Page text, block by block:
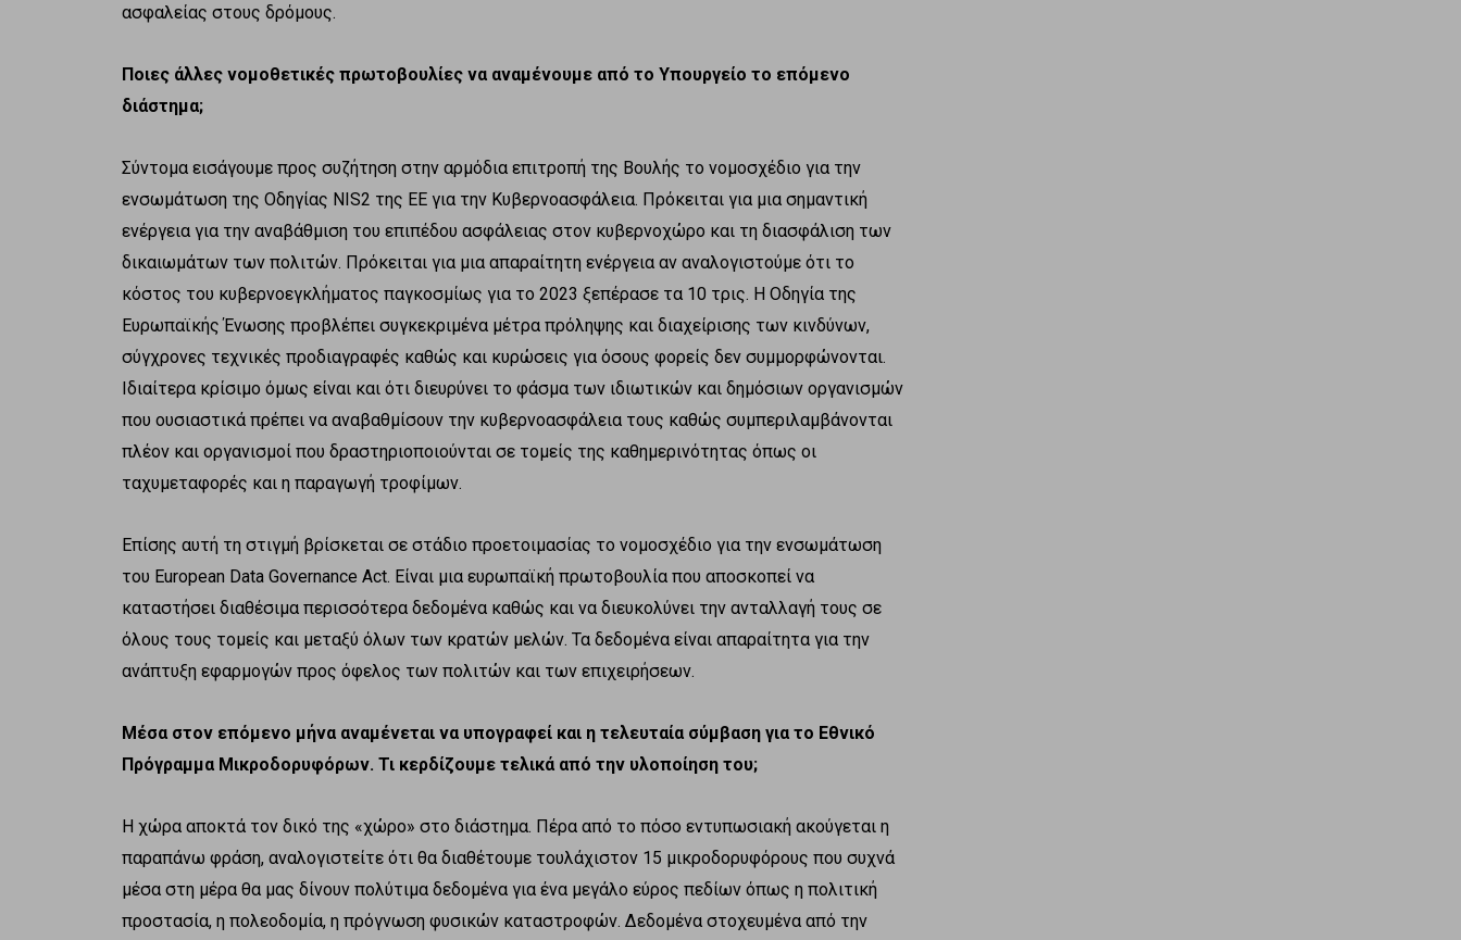
ασφαλείας στους δρόμους.
Ποιες άλλες νομοθετικές πρωτοβουλίες να αναμένουμε από το Υπουργείο το επόμενο
διάστημα;
Σύντομα εισάγουμε προς συζήτηση στην αρμόδια επιτροπή της Βουλής το νομοσχέδιο για την
ενσωμάτωση της Οδηγίας NIS2 της ΕΕ για την Κυβερνοασφάλεια. Πρόκειται για μια σημαντική
ενέργεια για την αναβάθμιση του επιπέδου ασφάλειας στον κυβερνοχώρο και τη διασφάλιση των
δικαιωμάτων των πολιτών. Πρόκειται για μια απαραίτητη ενέργεια αν αναλογιστούμε ότι το
κόστος του κυβερνοεγκλήματος παγκοσμίως για το 2023 ξεπέρασε τα 10 τρις. Η Οδηγία της
Ευρωπαϊκής Ένωσης προβλέπει συγκεκριμένα μέτρα πρόληψης και διαχείρισης των κινδύνων,
σύγχρονες τεχνικές προδιαγραφές καθώς και κυρώσεις για όσους φορείς δεν συμμορφώνονται.
Ιδιαίτερα κρίσιμο όμως είναι και ότι διευρύνει το φάσμα των ιδιωτικών και δημόσιων οργανισμών
που ουσιαστικά πρέπει να αναβαθμίσουν την κυβερνοασφάλεια τους καθώς συμπεριλαμβάνονται
πλέον και οργανισμοί που δραστηριοποιούνται σε τομείς της καθημερινότητας όπως οι
ταχυμεταφορές και η παραγωγή τροφίμων.
Επίσης αυτή τη στιγμή βρίσκεται σε στάδιο προετοιμασίας το νομοσχέδιο για την ενσωμάτωση
του European Data Governance Act. Είναι μια ευρωπαϊκή πρωτοβουλία που αποσκοπεί να
καταστήσει διαθέσιμα περισσότερα δεδομένα καθώς και να διευκολύνει την ανταλλαγή τους σε
όλους τους τομείς και μεταξύ όλων των κρατών μελών. Τα δεδομένα είναι απαραίτητα για την
ανάπτυξη εφαρμογών προς όφελος των πολιτών και των επιχειρήσεων.
Μέσα στον επόμενο μήνα αναμένεται να υπογραφεί και η τελευταία σύμβαση για το Εθνικό
Πρόγραμμα Μικροδορυφόρων. Τι κερδίζουμε τελικά από την υλοποίηση του;
Η χώρα αποκτά τον δικό της «χώρο» στο διάστημα. Πέρα από το πόσο εντυπωσιακή ακούγεται η
παραπάνω φράση, αναλογιστείτε ότι θα διαθέτουμε τουλάχιστον 15 μικροδορυφόρους που συχνά
μέσα στη μέρα θα μας δίνουν πολύτιμα δεδομένα για ένα μεγάλο εύρος πεδίων όπως η πολιτική
προστασία, η πολεοδομία, η πρόγνωση φυσικών καταστροφών. Δεδομένα στοχευμένα από την